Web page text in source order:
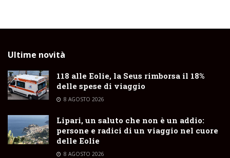
Ultime novità
118 alle Eolie, la Seus rimborsa il 18%
delle spese di viaggio
8 AGOSTO 2026
Lipari, un saluto che non è un addio:
persone e radici di un viaggio nel cuore
delle Eolie
8 AGOSTO 2026